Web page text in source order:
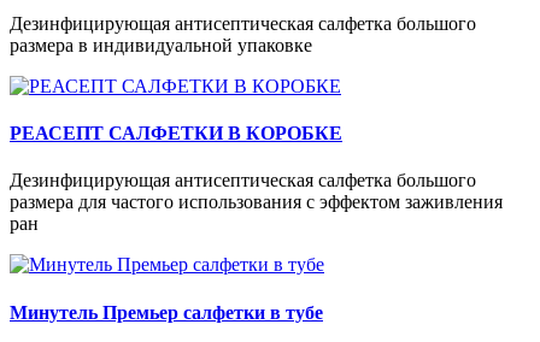
Дезинфицирующая антисептическая салфетка большого
размера в индивидуальной упаковке
РЕАСЕПТ САЛФЕТКИ В КОРОБКЕ
Дезинфицирующая антисептическая салфетка большого
размера для частого использования с эффектом заживления
ран
Минутель Премьер салфетки в тубе